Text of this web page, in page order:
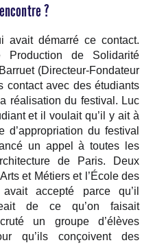
?
avait démarré ce contact.
Production de Solidarité
(Directeur-Fondateur
contact avec des étudiants
réalisation du festival. Luc
et il voulait qu’il y ait à
du festival
un appel à toutes les
de Paris. Deux
et Métiers et l’École des
accepté parce qu’il
de ce qu’on faisait
un groupe d’élèves
qu’ils conçoivent des